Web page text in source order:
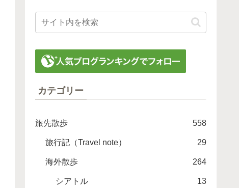
カテゴリー
旅先散歩 558
旅行記（Travel note） 29
海外散歩 264
シアトル 13